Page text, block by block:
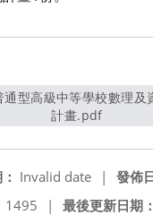
計畫.pdf另開新視
發佈
Invalid date
|
最後更新日期：
1495 |